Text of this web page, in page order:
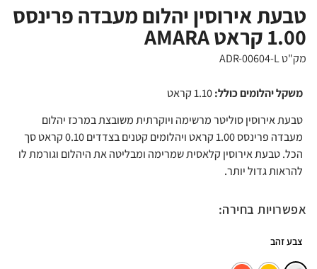
טבעת אירוסין יהלום מעבדה פרינסס
1.00 קראט AMARA
מק"ט ADR-00604-L
משקל יהלומים כולל:1.10 קראט
טבעת אירוסין סוליטר מרשימה ויוקרתית משובצת במרכז יהלום
מעבדה פרינסס 1.00 קראט ויהלומים קטנים בצדדים 0.10 קראט סך
הכל. טבעת אירוסין קלאסית שמרימה ומבליטה את היהלום וגורמת לו
להראות גדול יותר.
אפשרויות בחירה:
צבע זהב